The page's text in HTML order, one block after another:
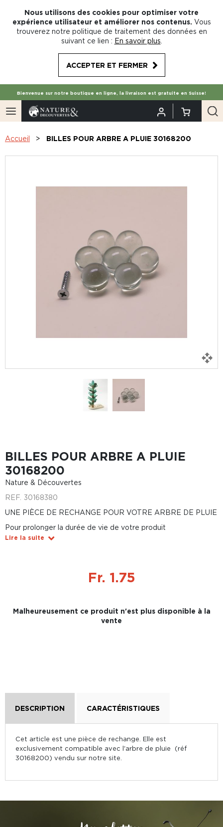
Nous utilisons des cookies pour optimiser votre
expérience utilisateur et améliorer nos contenus. Vous
trouverez notre politique de traitement des données en
suivant ce lien : En savoir plus
ACCEPTER ET FERMER
Bienvenue sur notre boutique en ligne, la livraison est gratuite en Suisse!
Accueil BILLES POUR ARBRE A PLUIE 30168200
BILLES POUR ARBRE A PLUIE
30168200
Nature & Découvertes
REF. 30168380
UNE PIÈCE DE RECHANGE POUR VOTRE ARBRE DE PLUIE
Pour prolonger la durée de vie de votre produit
Lire la suite
Fr. 1.75
Malheureusement ce produit n'est plus disponible à la
vente
DESCRIPTION CARACTÉRISTIQUES
Cet article est une pièce de rechange. Elle est
exclusivement compatible avec l'arbre de pluie (réf
30168200) vendu sur notre site.